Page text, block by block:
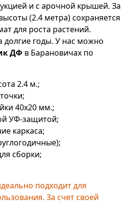
и с арочной крышей. За
(2.4 метра) сохраняется
для роста растений.
годы. У нас можно
ДФ в Барановичах по
2.4 м.;
40х20 мм.;
УФ-защитой;
каркаса;
сборки;
подходит для
За счет своей